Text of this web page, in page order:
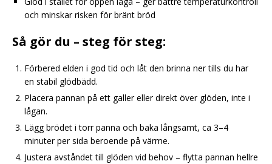
och minskar risken för bränt bröd
Så gör du – steg för steg:
Förbered elden i god tid och låt den brinna ner tills du har
en stabil glödbädd.
Placera pannan på ett galler eller direkt över glöden, inte i
lågan.
Lägg brödet i torr panna och baka långsamt, ca 3–4
minuter per sida beroende på värme.
Justera avståndet till glöden vid behov – flytta pannan hellre